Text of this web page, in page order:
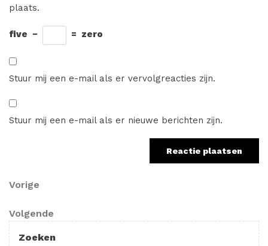
plaats.
five − = zero
Stuur mij een e-mail als er vervolgreacties zijn.
Stuur mij een e-mail als er nieuwe berichten zijn.
Berichtnavigatie
Vorig
Vorige
Volgend
bericht
Volgende
Zoeken